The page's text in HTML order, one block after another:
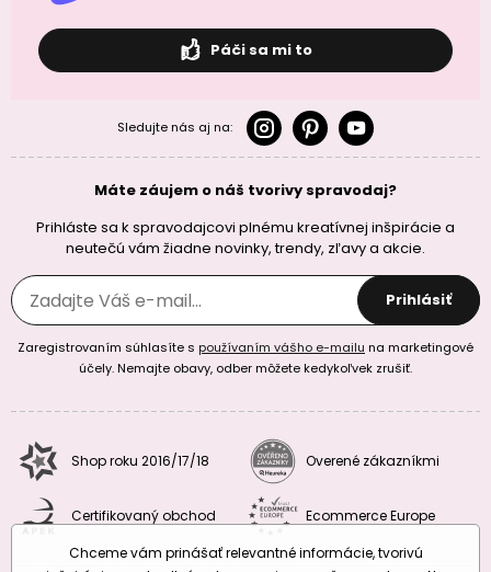
Páči sa mi to
Sledujte nás aj na:
Máte záujem o náš tvorivy spravodaj?
Prihláste sa k spravodajcovi plnému kreatívnej inšpirácie a
neutečú vám žiadne novinky, trendy, zľavy a akcie.
Prihlásiť
Zaregistrovaním súhlasíte s používaním vášho e-mailu na marketingové
účely. Nemajte obavy, odber môžete kedykoľvek zrušiť.
Shop roku 2016/17/18 Overené zákazníkmi
Certifikovaný obchod
Ecommerce Europe
Chceme vám prinášať relevantné informácie, tvorivú